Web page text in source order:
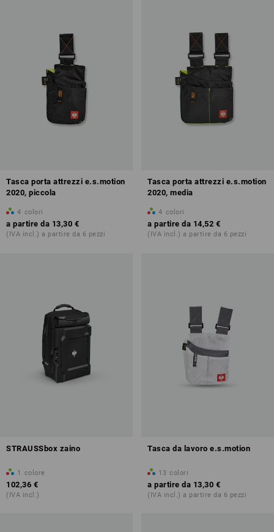
Tasca porta attrezzi e.s.motion
2020, piccola
4 colori
a partire da 13,30 €
(IVA incl.) a partire da 6 pezzi
Tasca porta attrezzi e.s.motion
2020, media
4 colori
a partire da 14,52 €
(IVA incl.) a partire da 6 pezzi
STRAUSSbox zaino
1 colore
102,36 €
(IVA incl.)
Tasca da lavoro e.s.motion
13 colori
a partire da 13,30 €
(IVA incl.) a partire da 6 pezzi